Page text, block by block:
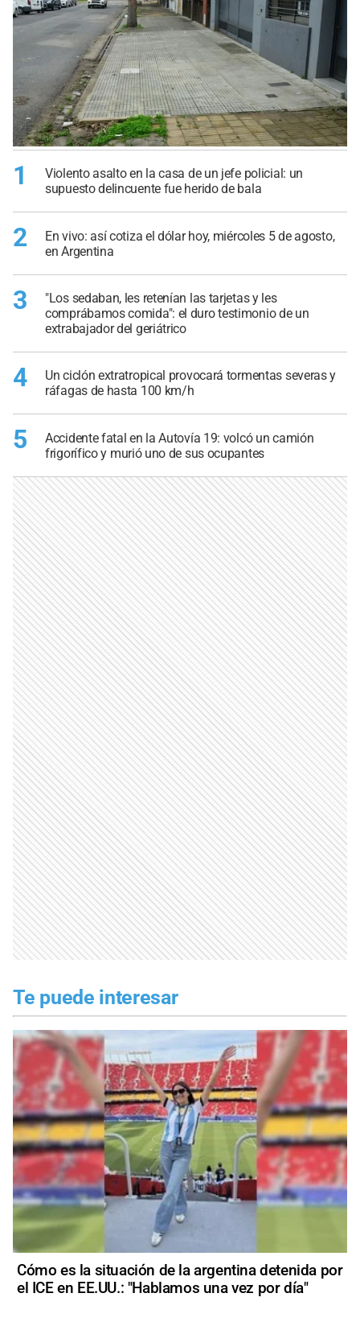
1
Violento asalto en la casa de un jefe policial: un
supuesto delincuente fue herido de bala
2
En vivo: así cotiza el dólar hoy, miércoles 5 de agosto,
en Argentina
3
"Los sedaban, les retenían las tarjetas y les
comprábamos comida": el duro testimonio de un
extrabajador del geriátrico
4
Un ciclón extratropical provocará tormentas severas y
ráfagas de hasta 100 km/h
5
Accidente fatal en la Autovía 19: volcó un camión
frigorífico y murió uno de sus ocupantes
Te puede interesar
Cómo es la situación de la argentina detenida por
el ICE en EE.UU.: "Hablamos una vez por día"